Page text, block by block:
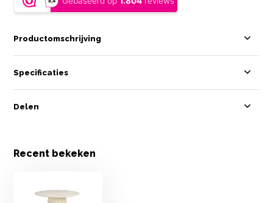
Productomschrijving
Specificaties
Delen
Recent bekeken